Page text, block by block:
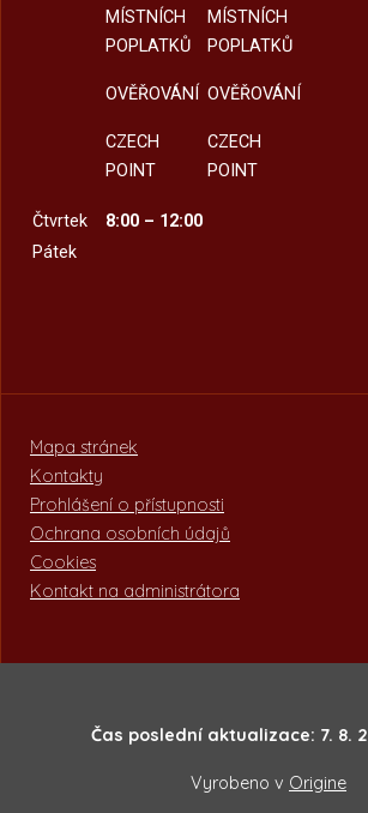
MÍSTNÍCH
POPLATKŮ
OVĚŘOVÁNÍ
CZECH
POINT
MÍSTNÍCH
POPLATKŮ
OVĚŘOVÁNÍ
CZECH
POINT
Čtvrtek
8:00 – 12:00
Pátek
Mapa stránek
Kontakty
Prohlášení o přístupnosti
Ochrana osobních údajů
Cookies
Kontakt na administrátora
Čas poslední aktualizace: 7. 8.
Vyrobeno v Origine